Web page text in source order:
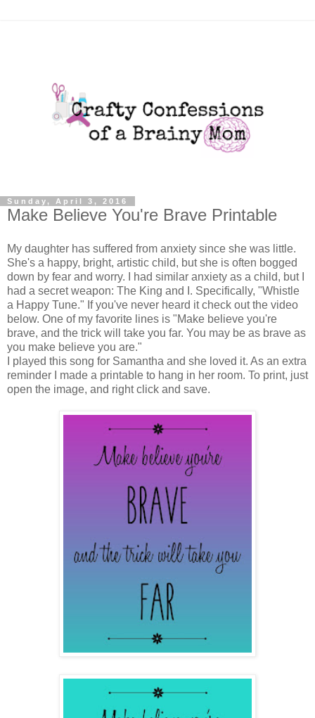
Sunday, April 3, 2016
Make Believe You're Brave Printable
My daughter has suffered from anxiety since she was little.
She's a happy, bright, artistic child, but she is often bogged
down by fear and worry. I had similar anxiety as a child, but I
had a secret weapon: The King and I. Specifically, "Whistle
a Happy Tune." If you've never heard it check out the video
below. One of my favorite lines is "Make believe you're
brave, and the trick will take you far. You may be as brave as
you make believe you are."
I played this song for Samantha and she loved it. As an extra
reminder I made a printable to hang in her room. To print, just
open the image, and right click and save.